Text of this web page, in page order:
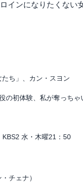
インになりたくな
ち」、カン・スヨン
の初体験、私が奪っち
水・木曜21：50
チェナ）